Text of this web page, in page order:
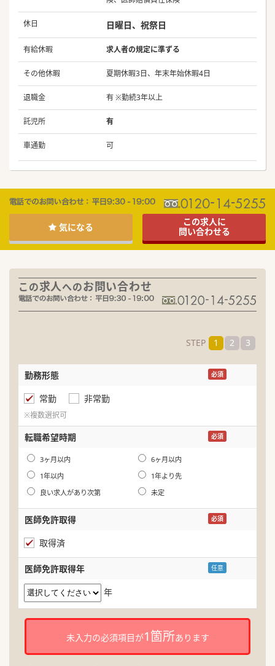
休日 日曜日、祝祭日
有給休暇 求人者の規定に準ずる
その他休暇 夏期休暇3日、年末年始休暇4日
退職金 有 ※勤続3年以上
託児所 有
車通勤 可
気になる
この求人に
問い合わせる
この求人へのお問い合わせ
STEP 1 2 3
勤務形態 必須
常勤 非常勤
※複数選択可
転職希望時期 必須
3ヶ月以内
6ヶ月以内
1年以内
1年より先
良い求人があり次第
未定
医師免許取得 必須
取得済
医師免許取得年 任意
年
未入力の必須項目が1箇所あります